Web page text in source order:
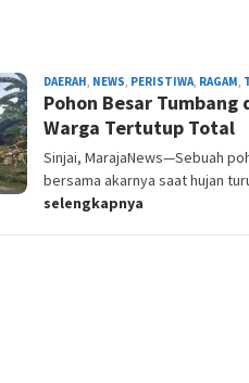
DAERAH, NEWS, PERISTIWA, RAGAM,
Pohon Besar Tumbang
Warga Tertutup Total
Sinjai, MarajaNews—Sebuah
bersama akarnya saat hujan
selengkapnya